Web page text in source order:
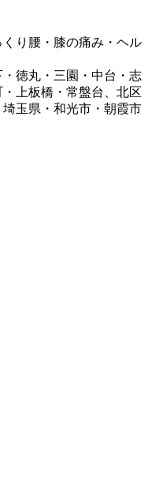
り腰・膝の痛み・ヘル
徳丸・三園・中台・志
上板橋・常盤台、北区
玉県・和光市・朝霞市